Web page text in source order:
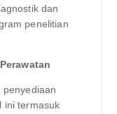
dan
penelitian
penyediaan
ini termasuk